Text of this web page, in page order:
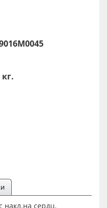
накл.на сердц.